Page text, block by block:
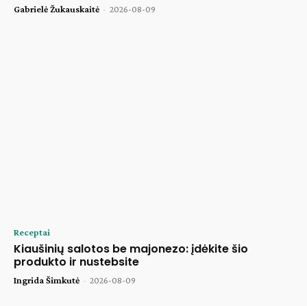
Gabrielė Žukauskaitė - 2026-08-09
Receptai
Kiaušinių salotos be majonezo: įdėkite šio
produkto ir nustebsite
Ingrida Šimkutė - 2026-08-09